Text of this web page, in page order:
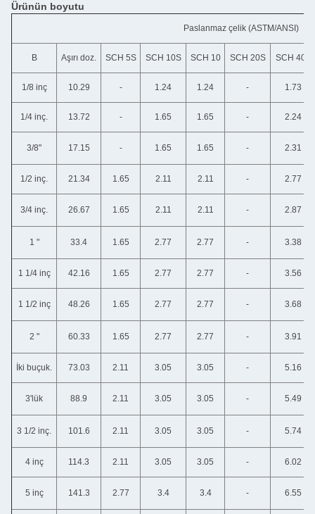
Ürünün boyutu
Paslanmaz çelik (ASTM/ANSI)
B Aşırı doz. SCH 5S SCH 10S SCH 10 SCH 20S SCH 40S
1/8 inç 10.29 - 1.24 1.24 - 1.73
1/4 inç. 13.72 - 1.65 1.65 - 2.24
3/8" 17.15 - 1.65 1.65 - 2.31
1/2 inç. 21.34 1.65 2.11 2.11 - 2.77
3/4 inç. 26.67 1.65 2.11 2.11 - 2.87
1 " 33.4 1.65 2.77 2.77 - 3.38
1 1/4 inç 42.16 1.65 2.77 2.77 - 3.56
1 1/2 inç 48.26 1.65 2.77 2.77 - 3.68
2 " 60.33 1.65 2.77 2.77 - 3.91
İki buçuk. 73.03 2.11 3.05 3.05 - 5.16
3'lük 88.9 2.11 3.05 3.05 - 5.49
3 1/2 inç. 101.6 2.11 3.05 3.05 - 5.74
4 inç 114.3 2.11 3.05 3.05 - 6.02
5 inç 141.3 2.77 3.4 3.4 - 6.55